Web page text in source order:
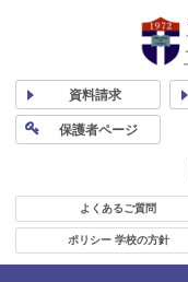
資料請求
保護者ページ
よくあるご質問
ポリシー 学校の方針